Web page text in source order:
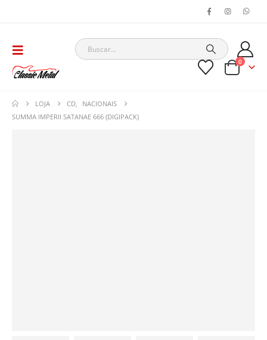
0
LOJA CD
NACIONAIS
SUMMA IMPERII SATANAE 666 (DIGIPACK)